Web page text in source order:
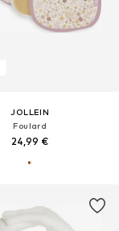
JOLLEIN
Foulard
24,99 €